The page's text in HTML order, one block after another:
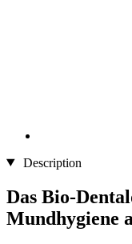
Description
Das Bio-
Mundhygiene